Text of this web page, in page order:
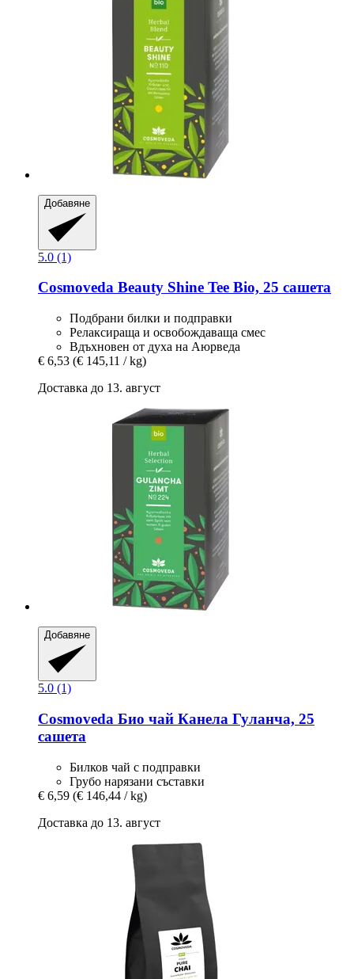
Добавяне
5.0 (1)
Cosmoveda Beauty Shine Tee Bio, 25 сашета
Подбрани билки и подправки
Релаксираща и освобождаваща смес
Вдъхновен от духа на Аюрведа
€ 6,53 (€ 145,11 / kg)
Доставка до 13. август
Добавяне
5.0 (1)
Cosmoveda Био чай Канела Гуланча, 25
сашета
Билков чай с подправки
Грубо нарязани съставки
€ 6,59 (€ 146,44 / kg)
Доставка до 13. август